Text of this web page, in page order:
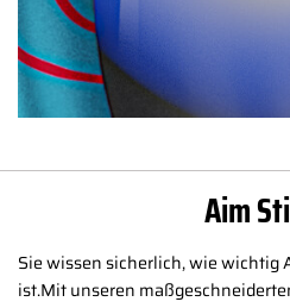
Aim
Sie wissen sicherlich, wie wichtig
ist.Mit unseren